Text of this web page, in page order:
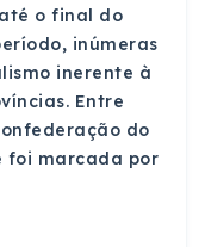
o final do
inúmeras
inerente à
Entre
do
foi marcada por